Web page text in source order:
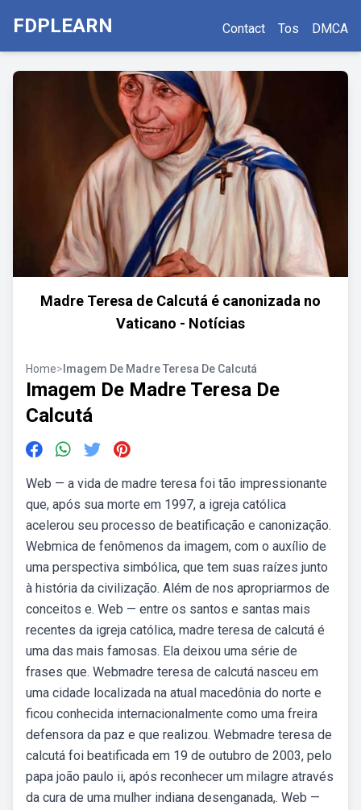
FDPLEARN Contact Tos DMCA
Madre Teresa de Calcutá é canonizada no
Vaticano - Notícias
Home> Imagem De Madre Teresa De Calcutá
Imagem De Madre Teresa De
Calcutá
Web — a vida de madre teresa foi tão impressionante
que, após sua morte em 1997, a igreja católica
acelerou seu processo de beatificação e canonização.
Webmica de fenômenos da imagem, com o auxílio de
uma perspectiva simbólica, que tem suas raízes junto
à história da civilização. Além de nos apropriarmos de
conceitos e. Web — entre os santos e santas mais
recentes da igreja católica, madre teresa de calcutá é
uma das mais famosas. Ela deixou uma série de
frases que. Webmadre teresa de calcutá nasceu em
uma cidade localizada na atual macedônia do norte e
ficou conhecida internacionalmente como uma freira
defensora da paz e que realizou. Webmadre teresa de
calcutá foi beatificada em 19 de outubro de 2003, pelo
papa joão paulo ii, após reconhecer um milagre através
da cura de uma mulher indiana desenganada,. Web —